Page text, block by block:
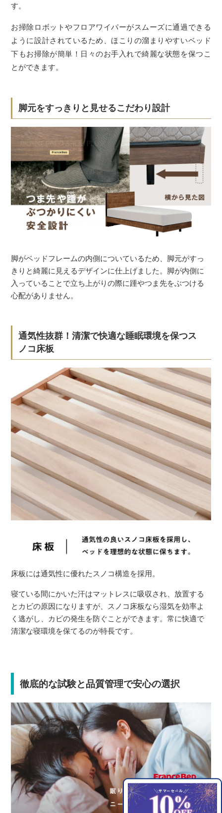
す。
お掃除ロボットやフロアワイパーがスムーズに通過できる
ように設計されているため、ほこりの溜まりやすいベッド
下もお掃除が簡単！日々のお手入れで綺麗な状態を保つこ
とができます。
脚元をすっきりと見せるこだわり設計
脚がベッドフレームの内側についているため、脚元がすっ
きりと綺麗に見えるデザインに仕上げました。脚が内側に
入っていることで立ち上がりの際に踵やつま先をぶつける
心配がありません。
通気性抜群！清潔で快適な睡眠環境を保つス
ノコ床板
床板には通気性に優れたスノコ構造を採用。
寝ている間にかいた汗はマットレスに吸収され、放置する
とカビの原因になりますが、スノコ床板なら湿気を効率よ
く逃がし、カビの発生を防ぐことができます。常に快適で
清潔な寝環境を保てるのが特長です。
徹底的な試験と品質管理で安心の選択